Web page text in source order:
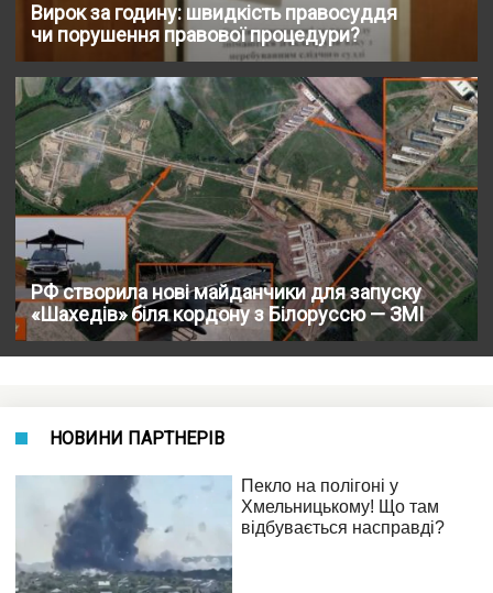
Вирок за годину: швидкість правосуддя
чи порушення правової процедури?
РФ створила нові майданчики для запуску
«Шахедів» біля кордону з Білоруссю — ЗМІ
НОВИНИ ПАРТНЕРІВ